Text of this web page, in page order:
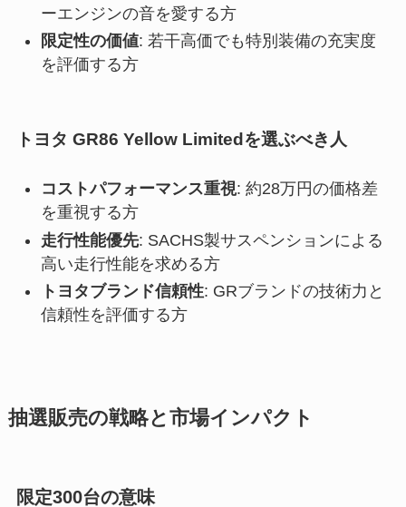
ーエンジンの音を愛する方
限定性の価値: 若干高価でも特別装備の充実度
を評価する方
トヨタ GR86 Yellow Limitedを選ぶべき人
コストパフォーマンス重視: 約28万円の価格差
を重視する方
走行性能優先: SACHS製サスペンションによる
高い走行性能を求める方
トヨタブランド信頼性: GRブランドの技術力と
信頼性を評価する方
抽選販売の戦略と市場インパクト
限定300台の意味